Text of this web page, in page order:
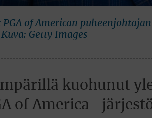
PGA of American
Getty Images
kuohunut
of America -